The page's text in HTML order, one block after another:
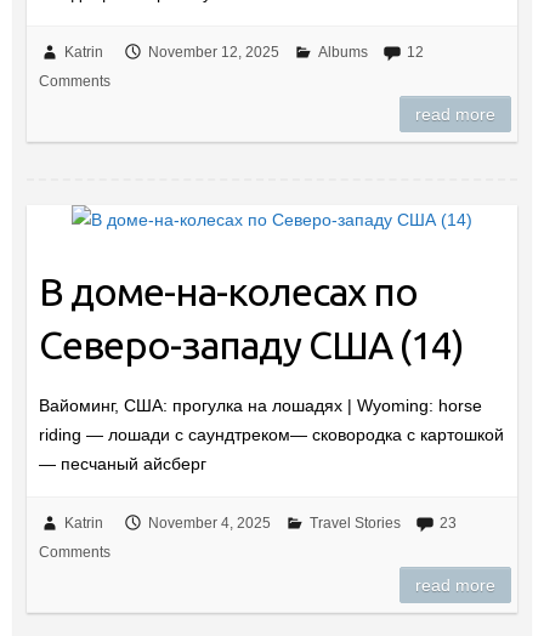
Katrin November 12, 2025 Albums
12
Comments
read more
В доме-на-колесах по
Северо-западу США (14)
Вайоминг, США: прогулка на лошадях | Wyoming: horse
riding — лошади с саундтреком— сковородка с картошкой
— песчаный айсберг
Katrin November 4, 2025 Travel Stories
23
Comments
read more